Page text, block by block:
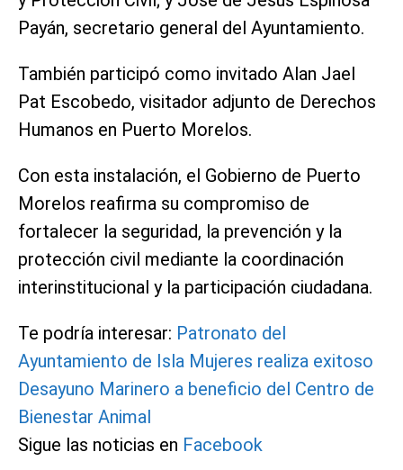
Payán, secretario general del Ayuntamiento.
También participó como invitado Alan Jael
Pat Escobedo, visitador adjunto de Derechos
Humanos en Puerto Morelos.
Con esta instalación, el Gobierno de Puerto
Morelos reafirma su compromiso de
fortalecer la seguridad, la prevención y la
protección civil mediante la coordinación
interinstitucional y la participación ciudadana.
Te podría interesar: Patronato del
Ayuntamiento de Isla Mujeres realiza exitoso
Desayuno Marinero a beneficio del Centro de
Bienestar Animal
Sigue las noticias en Facebook